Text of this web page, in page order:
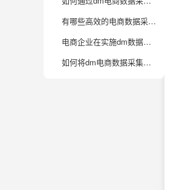
有哪些高效的电商数据采集实操技巧可以提升数据质量？
电商企业在实施dm数据采集时常见的挑战有哪些？如何应对？
如何将dm电商数据采集结果高效对接到企业现有的数据分析体系？